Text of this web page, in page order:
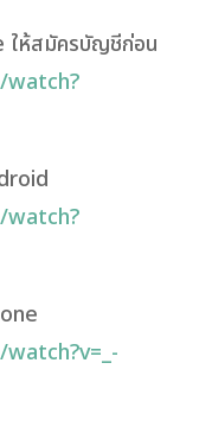
ให้สมัครบัญชีก่อน